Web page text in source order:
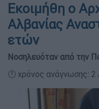
Εκοιμήθη ο
Αλβανίας
ετών
Νοσηλευόταν από την
🕛 χρόνος ανάγνωσης: